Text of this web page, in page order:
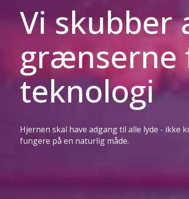
Vi skubber
grænserne
teknologi
Hjernen skal have adgang til alle lyde - ikke
fungere på en naturlig måde.